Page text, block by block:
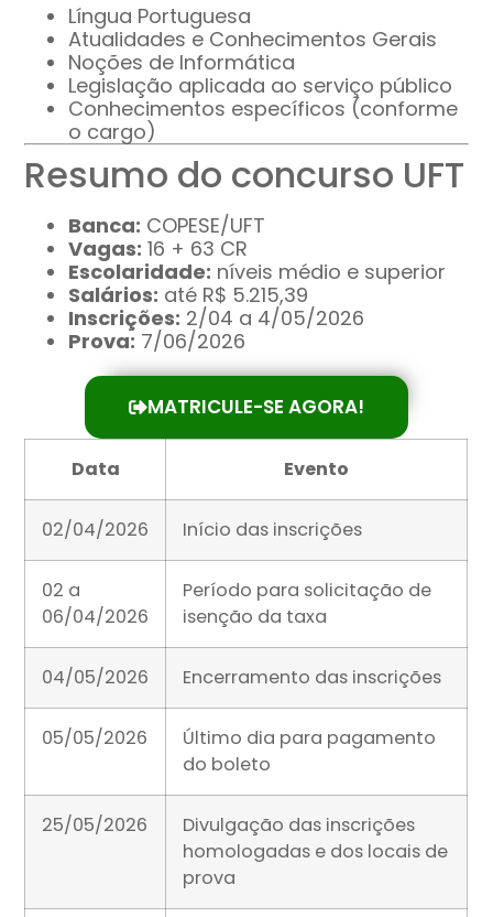
Língua Portuguesa
Atualidades e Conhecimentos Gerais
Noções de Informática
Legislação aplicada ao serviço público
Conhecimentos específicos (conforme
o cargo)
Resumo do concurso UFT
Banca: COPESE/UFT
Vagas: 16 + 63 CR
Escolaridade: níveis médio e superior
Salários: até R$ 5.215,39
Inscrições: 2/04 a 4/05/2026
Prova: 7/06/2026
MATRICULE-SE AGORA!
Data Evento
02/04/2026 Início das inscrições
02 a
06/04/2026
Período para solicitação de
isenção da taxa
04/05/2026 Encerramento das inscrições
05/05/2026
Último dia para pagamento
do boleto
25/05/2026
Divulgação das inscrições
homologadas e dos locais de
prova